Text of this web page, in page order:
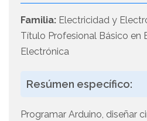
Familia: Electricidad y
Título Profesional Básico en
Electrónica
Resúmen específico:
Programar Arduino, diseñar